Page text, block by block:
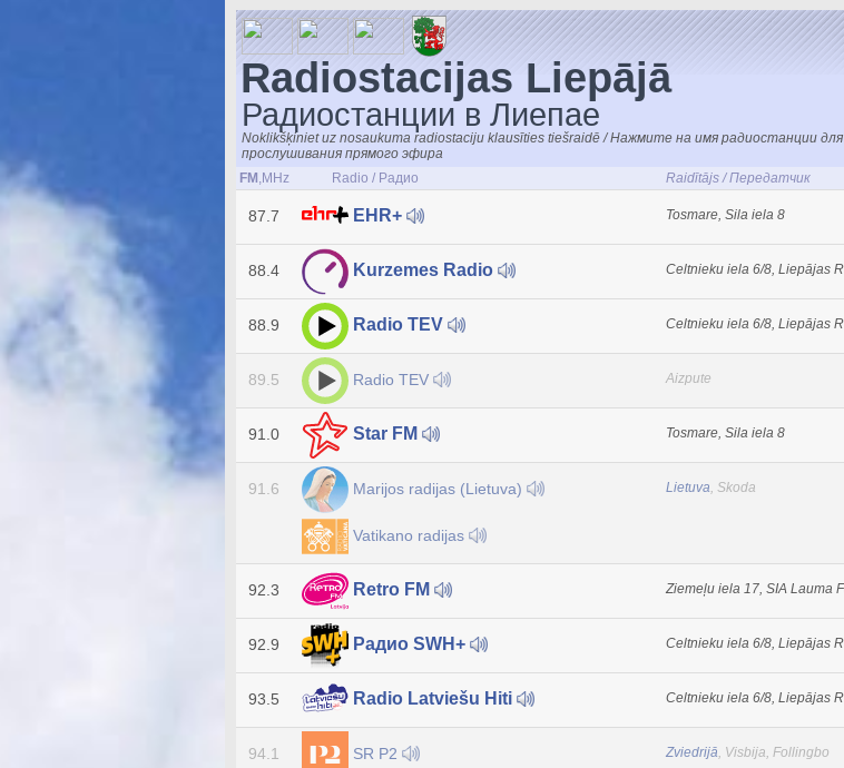
Radiostacijas Liepājā
Радиостанции в Лиепае
Noklikšķiniet uz nosaukuma radiostaciju klausīties tiešraidē / Нажмите на имя радиостанции для
прослушивания прямого эфира
FM ,MHz Radio / Радио Raidītājs / Передатчик
87.7 EHR+ Tosmare, Sila iela 8
88.4 Kurzemes Radio Celtnieku iela 6/8, Liepājas
88.9 Radio TEV Celtnieku iela 6/8, Liepājas
89.5 Radio TEV Aizpute
91.0 Star FM Tosmare, Sila iela 8
91.6 Marijos radijas (Lietuva)
Vatikano radijas
Lietuva, Skoda
92.3 Retro FM Ziemeļu iela 17, SIA Lauma
92.9 Радио SWH+ Celtnieku iela 6/8, Liepājas
93.5 Radio Latviešu Hiti Celtnieku iela 6/8, Liepājas
94.1 SR P2 Zviedrijā, Visbija, Follingbo